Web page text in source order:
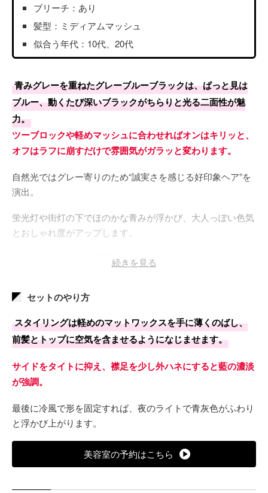
ブリーチ：あり
髪型：ミディアムマッシュ
似合う年代：10代、20代
青みグレーを重ねたグレーブルーブラックは、ぱっと見は
ブルー、動くたび深いブラックがちらりと光る二面性が魅
力。
ツーブロックや軽めマッシュに合わせればオンはキリッと、
オフはラフに崩すだけで雰囲気がガラッと変わります。
自然光ではグレー寄りのため“誠実さを感じる好印象ヘア”を
演出。
蛍光灯や街灯の下でほのかな青みが浮かび、大人っぽい色気
とおしゃれ度がアップします。
ブリーチは1回以上が目安。
気になりません。
続きを見る
セットのやり方
スタイリングは軽めのマットワックスを手に薄くのばし、
前髪とトップに空気を含ませるようになじませます。
サイドをタイトに抑え、襟足を少し外ハネにすると藍の濃淡
が強調。
最後に冷風で形を固定すれば、夜のライトで青灰色がふわり
と浮かび上がります。
美容室の予約はこちら